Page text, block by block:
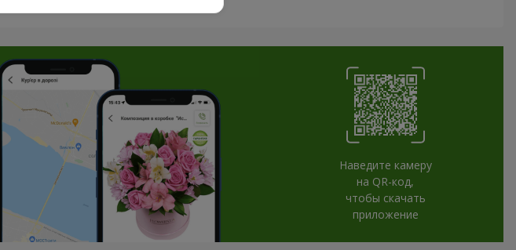
Наведите камеру
на QR-код,
чтобы скачать
приложение